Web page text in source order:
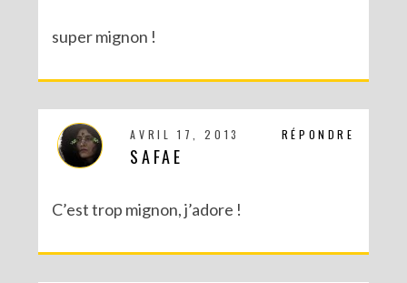
super mignon !
RÉPONDRE
AVRIL 17, 2013
SAFAE
C’est trop mignon, j’adore !